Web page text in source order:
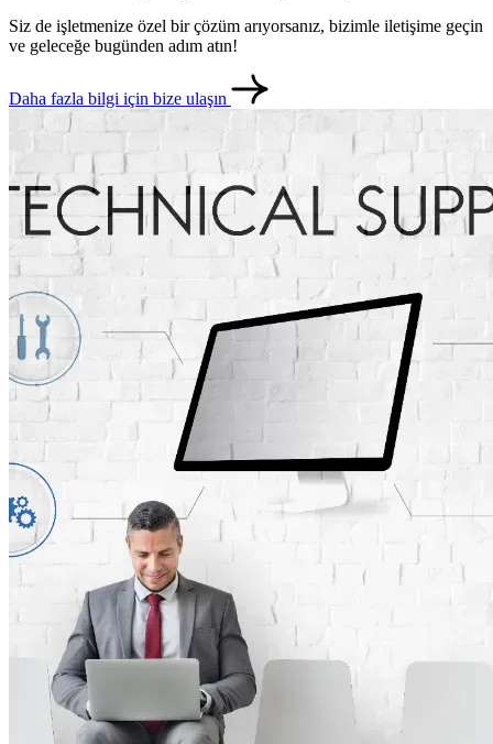
İletişim
Siz de işletmenize özel bir çözüm arıyorsanız, bizimle iletişime geçin
ve geleceğe bugünden adım atın!
Daha fazla bilgi için bize ulaşın